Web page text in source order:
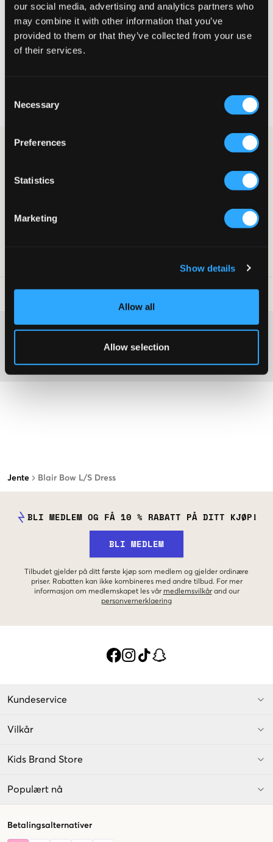
our social media, advertising and analytics partners who
may combine it with other information that you’ve
provided to them or that they’ve collected from your use
of their services.
Selection
Necessary
Preferences
Statistics
Marketing
Show details
Allow all
Allow selection
Jente Blair Bow L/S Dress
STØRRELSESTABELL
VELG EN STØRRELSE
Retur- og bytterett i 60 dager
Hvit kjole fra RYVLS med dekorativ knyting og strikk i midjen.
Volanger
Vaskeråd
Washing advice
Materiale
BLI MEDLEM OG FÅ 10 % RABATT PÅ DITT KJØP!
BLI MEDLEM
Tilbudet gjelder på ditt første kjøp som medlem og gjelder ordinære
priser. Rabatten kan ikke kombineres med andre tilbud. For mer
informasjon om medlemskapet les vår medlemsvilkår and our
personvernerklaering
Kundeservice
Vilkår
Kids Brand Store
Populært nå
Betalingsalternativer